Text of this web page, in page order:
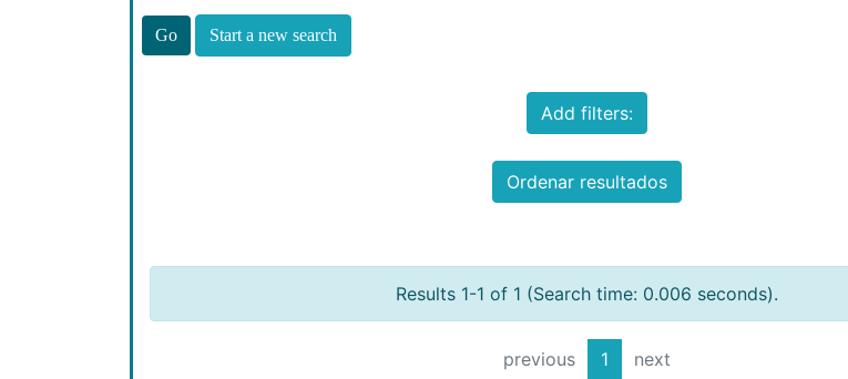
Start a new search
Add filters:
Ordenar resultados
Results 1-1 of 1 (Search time: 0.006 seconds).
previous 1 next